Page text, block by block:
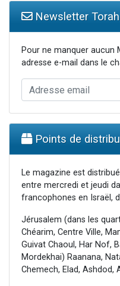
Newsletter
Pour ne manquer aucun
adresse e-mail dans le
Points de
Le magazine est
entre mercredi et jeudi
francophones en Israël,
Jérusalem (dans les
Chéarim, Centre Ville,
Guivat Chaoul, Har Nof,
Mordekhai) Raanana,
Chemech, Elad, Ashdod,